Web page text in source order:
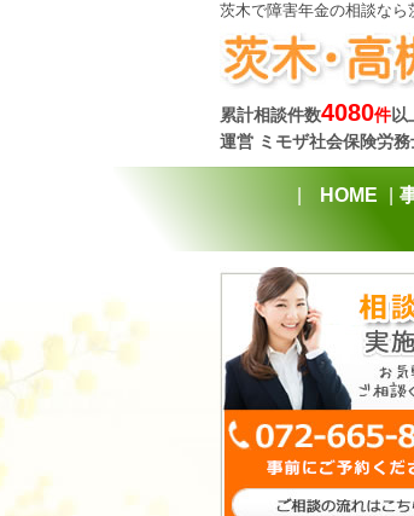
茨木で障害年金の相談な
累計相談件数4080件以
運営 ミモザ社会保険労
HOME